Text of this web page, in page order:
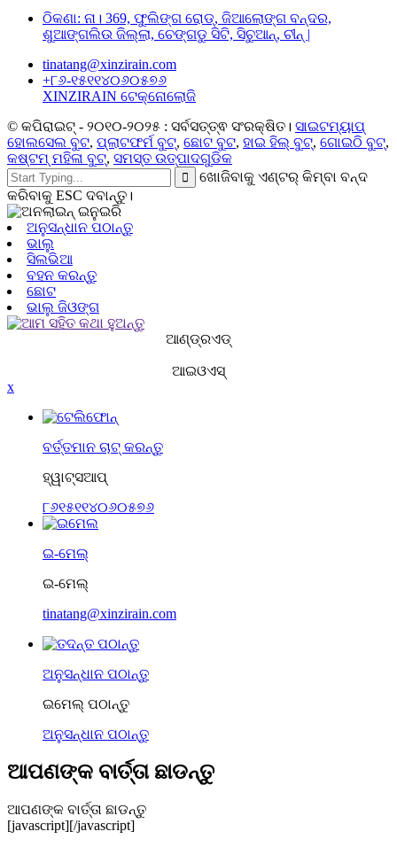
ଠିକଣା: ନା। 369, ଫୁଲିଙ୍ଗ ରୋଡ୍, ଜିଆଲୋଙ୍ଗ ବନ୍ଦର,
ଶୁଆଙ୍ଗଲିଉ ଜିଲ୍ଲା, ଚେଙ୍ଗଡୁ ସିଟି, ସିଚୁଆନ୍, ଚୀନ୍ |
tinatang@xinzirain.com
+୮୬-୧୫୧୧୪୦୬୦୫୭୬
XINZIRAIN ଟେକ୍ନୋଲୋଜି
© କପିରାଇଟ୍ - ୨୦୧୦-୨୦୨୫ : ସର୍ବସତ୍ତ୍ଵ ସଂରକ୍ଷିତ। ସାଇଟମ୍ୟାପ୍
ହୋଲସେଲ ବୁଟ, ପ୍ଲାଟଫର୍ମ ବୁଟ୍, ଛୋଟ ବୁଟ, ହାଇ ହିଲ୍ ବୁଟ୍, ଗୋଇଠି ବୁଟ୍,
କଷ୍ଟମ୍ ମହିଳା ବୁଟ୍, ସମସ୍ତ ଉତ୍ପାଦଗୁଡିକ
ଖୋଜିବାକୁ ଏଣ୍ଟର୍ କିମ୍ବା ବନ୍ଦ
କରିବାକୁ ESC ଦବାନ୍ତୁ।
ଅନୁସନ୍ଧାନ ପଠାନ୍ତୁ
ଭାଲୁ
ସିଲଭିଆ
ବହନ କରନ୍ତୁ
ଛୋଟ
ଭାଲୁ ଜିଓଙ୍ଗ
ଆଣ୍ଡ୍ରଏଡ୍‍
ଆଇଓଏସ୍‌
x
ବର୍ତ୍ତମାନ ଚାଟ୍ କରନ୍ତୁ
ହ୍ୱାଟ୍ସଆପ୍
୮୬୧୫୧୧୪୦୬୦୫୭୬
ଇ-ମେଲ୍
ଇ-ମେଲ୍
tinatang@xinzirain.com
ଅନୁସନ୍ଧାନ ପଠାନ୍ତୁ
ଇମେଲ୍ ପଠାନ୍ତୁ
ଅନୁସନ୍ଧାନ ପଠାନ୍ତୁ
ଆପଣଙ୍କ ବାର୍ତ୍ତା ଛାଡନ୍ତୁ
ଆପଣଙ୍କ ବାର୍ତ୍ତା ଛାଡନ୍ତୁ
[javascript][/javascript]